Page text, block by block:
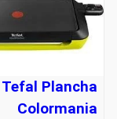
Tefal Plancha
Colormania